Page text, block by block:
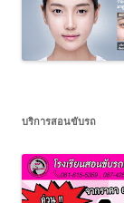
บริการสอนขับรถ